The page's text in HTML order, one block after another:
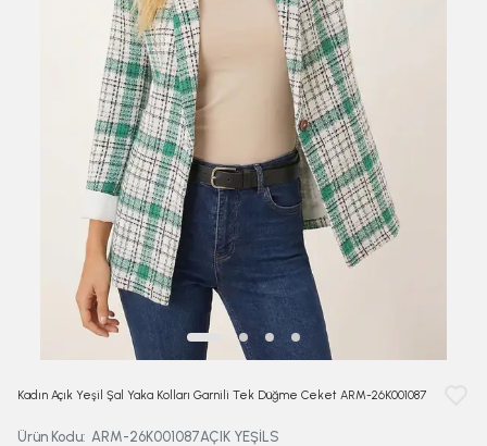
Kadın Açık Yeşil Şal Yaka Kolları Garnili Tek Düğme Ceket ARM-26K001087
Ürün Kodu: ARM-26K001087AÇIK YEŞİLS